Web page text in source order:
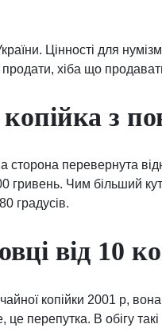
Цінності для
хіба що
з
сторона перевернута
гривень. Чим більший
градусів.
від 10
копійки 2001 р,
перепутка. В обігу